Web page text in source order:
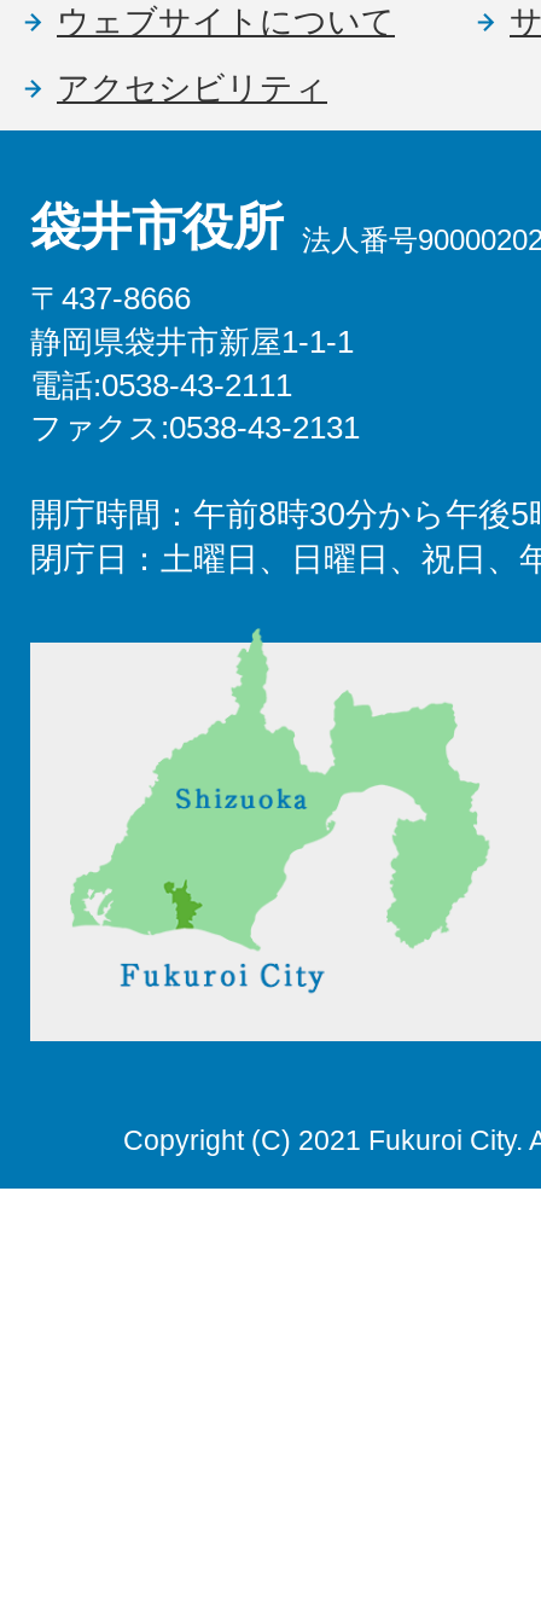
ウェブサイトについて
アクセシビリティ
袋井市役所 法人番号
〒437-8666
静岡県袋井市新屋1-1-1
電話:0538-43-2111
ファクス:0538-43-2131
開庁時間：午前8時30分から午後5
閉庁日：土曜日、日曜日、祝日、
Copyright (C) 2021 Fukuroi City.